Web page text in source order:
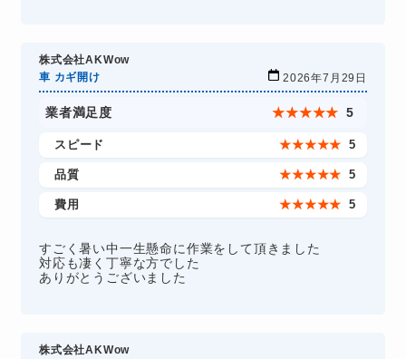
株式会社AKWow
車 カギ開け
2026年7月29日
業者満足度 ★★★★★ 5
スピード ★★★★★ 5
品質 ★★★★★ 5
費用 ★★★★★ 5
すごく暑い中一生懸命に作業をして頂きました
対応も凄く丁寧な方でした
ありがとうございました
株式会社AKWow